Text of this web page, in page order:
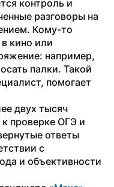
контроль и
разговоры на
Кому-то
кино или
например,
палки. Такой
помогает
двух тысяч
проверке ОГЭ и
ответы
с
и объективности